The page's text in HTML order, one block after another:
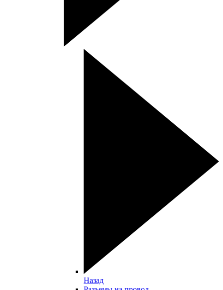
Назад